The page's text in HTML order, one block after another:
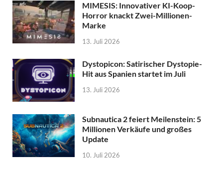
MIMESIS: Innovativer KI-Koop-
Horror knackt Zwei-Millionen-
Marke
13. Juli 2026
Dystopicon: Satirischer Dystopie-
Hit aus Spanien startet im Juli
13. Juli 2026
Subnautica 2 feiert Meilenstein: 5
Millionen Verkäufe und großes
Update
10. Juli 2026